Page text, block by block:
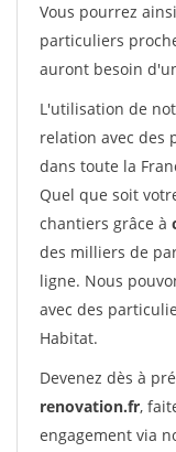
Vous pourrez
particuliers
auront besoin
L'utilisation de
relation avec des
dans toute la
Quel que soit
chantiers grâce à
des milliers de
ligne. Nous
avec des
Habitat.
Devenez dès à
renovation.fr,
engagement via